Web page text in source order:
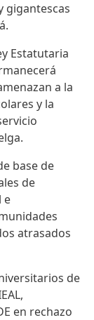
gigantescas
Estatutaria
a la
y la
base de
de
e
atrasados
de
en rechazo